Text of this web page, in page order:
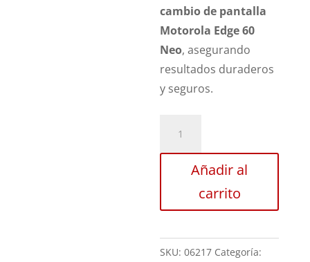
cambio de pantalla
Motorola Edge 60
Neo, asegurando
resultados duraderos
y seguros.
Motorola
cantidad
Añadir al
carrito
SKU:06217 Categoría: